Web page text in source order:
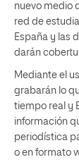
nuevo medio
red de
España y las
darán
Mediante el
grabarán lo
tiempo real y
información
periodística
o en formato